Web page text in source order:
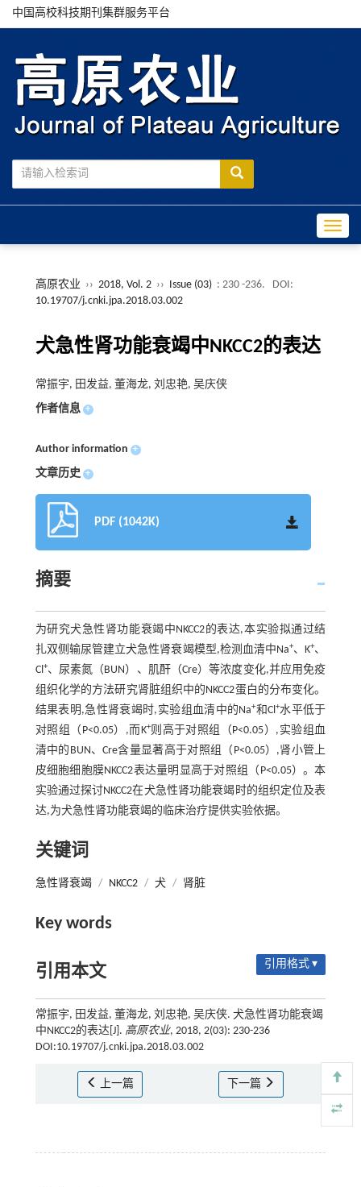
中国高校科技期刊集群服务平台
高原农业 ›› 2018, Vol. 2 ›› Issue (03) : 230 -236.
DOI:
10.19707/j.cnki.jpa.2018.03.002
犬急性肾功能衰竭中NKCC2的表达
常振宇, 田发益, 董海龙, 刘忠艳, 吴庆侠
作者信息 +
Author information +
文章历史 +
PDF (1042K)
摘要
为研究犬急性肾功能衰竭中NKCC2的表达,本实验拟通过结
扎双侧输尿管建立犬急性肾衰竭模型,检测血清中Na+、K+、
Cl+、尿素氮（BUN）、肌酐（Cre）等浓度变化,并应用免疫
组织化学的方法研究肾脏组织中的NKCC2蛋白的分布变化。
结果表明,急性肾衰竭时,实验组血清中的Na+和Cl+水平低于
对照组（P<0.05）,而K+则高于对照组（P<0.05）,实验组血
清中的BUN、Cre含量显著高于对照组（P<0.05）,肾小管上
皮细胞细胞膜NKCC2表达量明显高于对照组（P<0.05）。本
实验通过探讨NKCC2在犬急性肾功能衰竭时的组织定位及表
达,为犬急性肾功能衰竭的临床治疗提供实验依据。
关键词
急性肾衰竭 / NKCC2 / 犬 / 肾脏
Key words
引用本文 引用格式 ▾
常振宇, 田发益, 董海龙, 刘忠艳, 吴庆侠. 犬急性肾功能衰竭
中NKCC2的表达[J]. 高原农业, 2018, 2(03): 230-236
DOI:10.19707/j.cnki.jpa.2018.03.002
上一篇 下一篇